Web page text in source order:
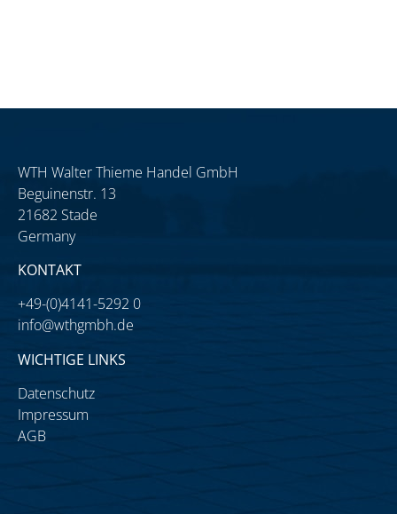
WTH Walter Thieme Handel GmbH
Beguinenstr. 13
21682 Stade
Germany
KONTAKT
+49-(0)4141-5292 0
info@wthgmbh.de
WICHTIGE LINKS
Datenschutz
Impressum
AGB